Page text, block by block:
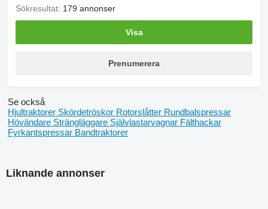
Sökresultat: 179 annonser
Visa
Prenumerera
Se också
Hjultraktorer Skördetröskor Rotorslåtter Rundbalspressar
Hövändare Strängläggare Självlastarvagnar Fälthackar
Fyrkantspressar Bandtraktorer
Liknande annonser